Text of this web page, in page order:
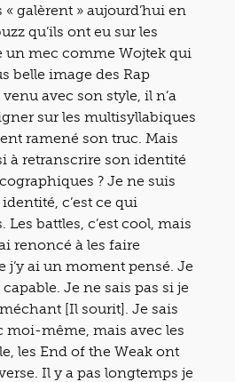
galèrent » aujourd’hui en
qu’ils ont eu sur les
un mec comme Wojtek qui
belle image des Rap
avec son style, il n’a
sur les multisyllabiques
ramené son truc. Mais
à retranscrire son identité
? Je ne suis
c’est ce qui
Les battles, c’est cool, mais
renoncé à les faire
j’y ai un moment pensé. Je
Je ne sais pas si je
[Il sourit]. Je sais
moi-même, mais avec les
les End of the Weak ont
Il y a pas longtemps je